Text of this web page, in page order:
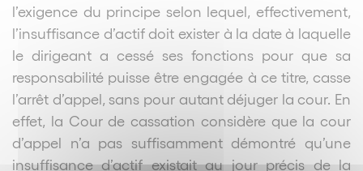
l’exigence du principe selon lequel, effectivement,
l’insuffisance d’actif doit exister à la date à laquelle
le dirigeant a cessé ses fonctions pour que sa
responsabilité puisse être engagée à ce titre, casse
l’arrêt d’appel, sans pour autant déjuger la cour. En
effet, la Cour de cassation considère que la cour
d’appel n’a pas suffisamment démontré qu’une
insuffisance d’actif existait au jour précis de la